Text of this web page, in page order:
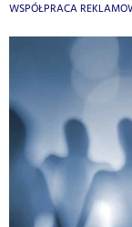
WSPÓŁPRACA